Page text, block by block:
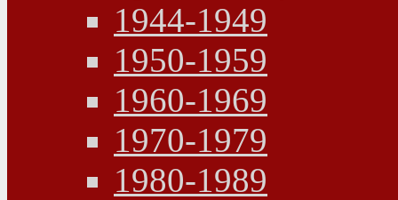
1944-1949
1950-1959
1960-1969
1970-1979
1980-1989